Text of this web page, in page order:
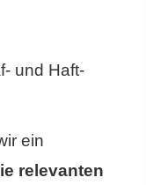
und Haft­
ein
relevanten